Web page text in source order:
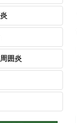
囲炎